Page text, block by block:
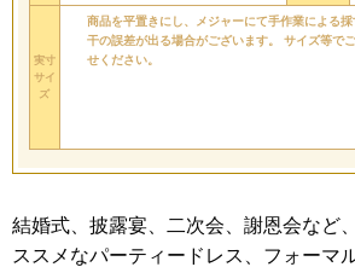
実寸
サイ
ズ
商品を平置きにし、メジャーにて手作業による
干の誤差が出る場合がございます。 サイズ等で
せください。
結婚式、披露宴、二次会、謝恩会など
ススメなパーティードレス、フォーマ